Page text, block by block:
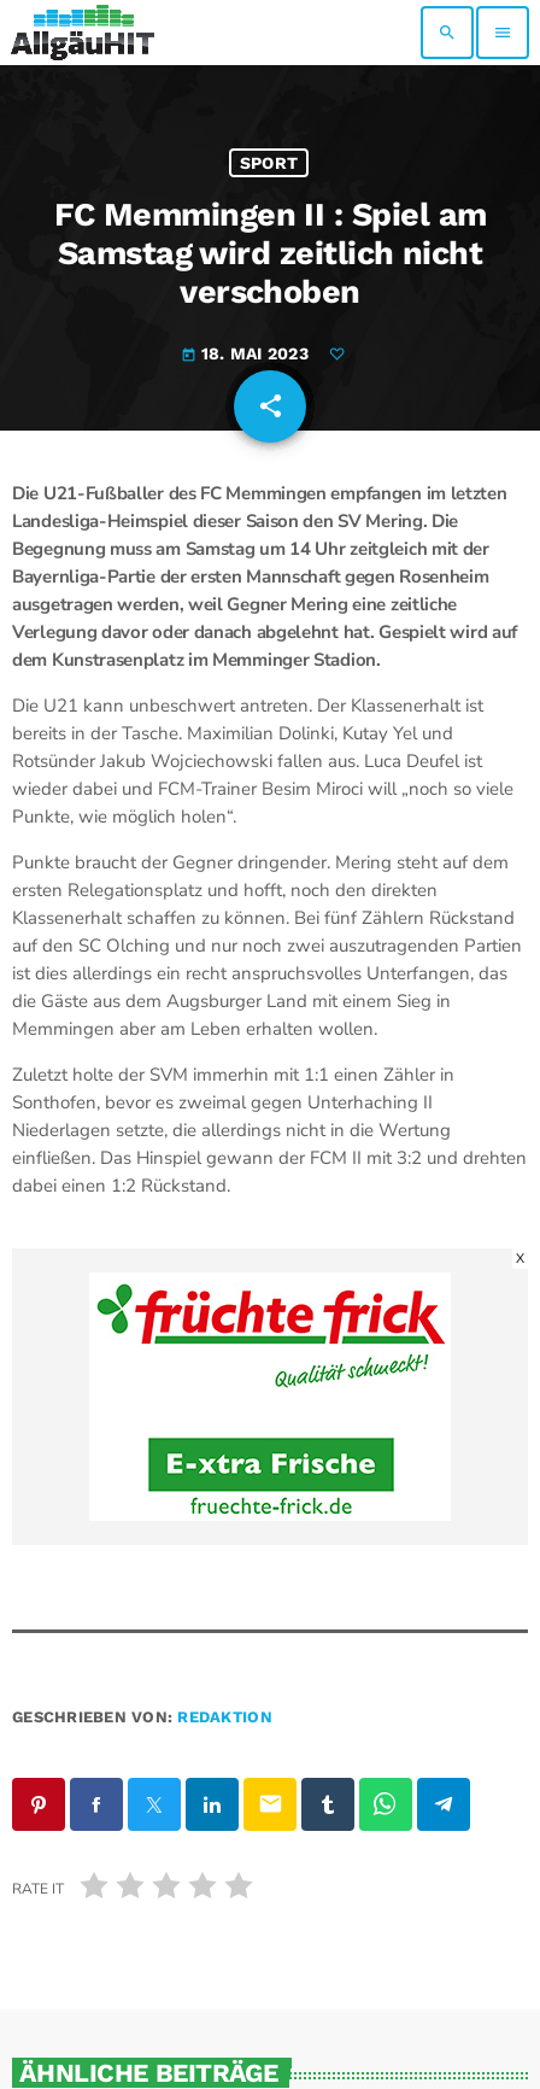
search menu
SPORT
FC Memmingen II : Spiel am
Samstag wird zeitlich nicht
verschoben
today 18. MAI 2023
share
email
Die U21-Fußballer des FC Memmingen empfangen im letzten
Landesliga-Heimspiel dieser Saison den SV Mering. Die
Begegnung muss am Samstag um 14 Uhr zeitgleich mit der
Bayernliga-Partie der ersten Mannschaft gegen Rosenheim
ausgetragen werden, weil Gegner Mering eine zeitliche
Verlegung davor oder danach abgelehnt hat. Gespielt wird auf
dem Kunstrasenplatz im Memminger Stadion.
Die U21 kann unbeschwert antreten. Der Klassenerhalt ist
bereits in der Tasche. Maximilian Dolinki, Kutay Yel und
Rotsünder Jakub Wojciechowski fallen aus. Luca Deufel ist
wieder dabei und FCM-Trainer Besim Miroci will „noch so viele
Punkte, wie möglich holen“.
Punkte braucht der Gegner dringender. Mering steht auf dem
ersten Relegationsplatz und hofft, noch den direkten
Klassenerhalt schaffen zu können. Bei fünf Zählern Rückstand
auf den SC Olching und nur noch zwei auszutragenden Partien
ist dies allerdings ein recht anspruchsvolles Unterfangen, das
die Gäste aus dem Augsburger Land mit einem Sieg in
Memmingen aber am Leben erhalten wollen.
Zuletzt holte der SVM immerhin mit 1:1 einen Zähler in
Sonthofen, bevor es zweimal gegen Unterhaching II
Niederlagen setzte, die allerdings nicht in die Wertung
einfließen. Das Hinspiel gewann der FCM II mit 3:2 und drehten
dabei einen 1:2 Rückstand.
X
GESCHRIEBEN VON: REDAKTION
email
RATE IT
ÄHNLICHE BEITRÄGE